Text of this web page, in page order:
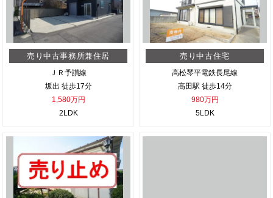
売り中古事務所兼住居
ＪＲ予讃線
坂出 徒歩17分
1,580万円
2LDK
売り中古住宅
高松琴平電鉄長尾線
高田駅 徒歩14分
980万円
5LDK